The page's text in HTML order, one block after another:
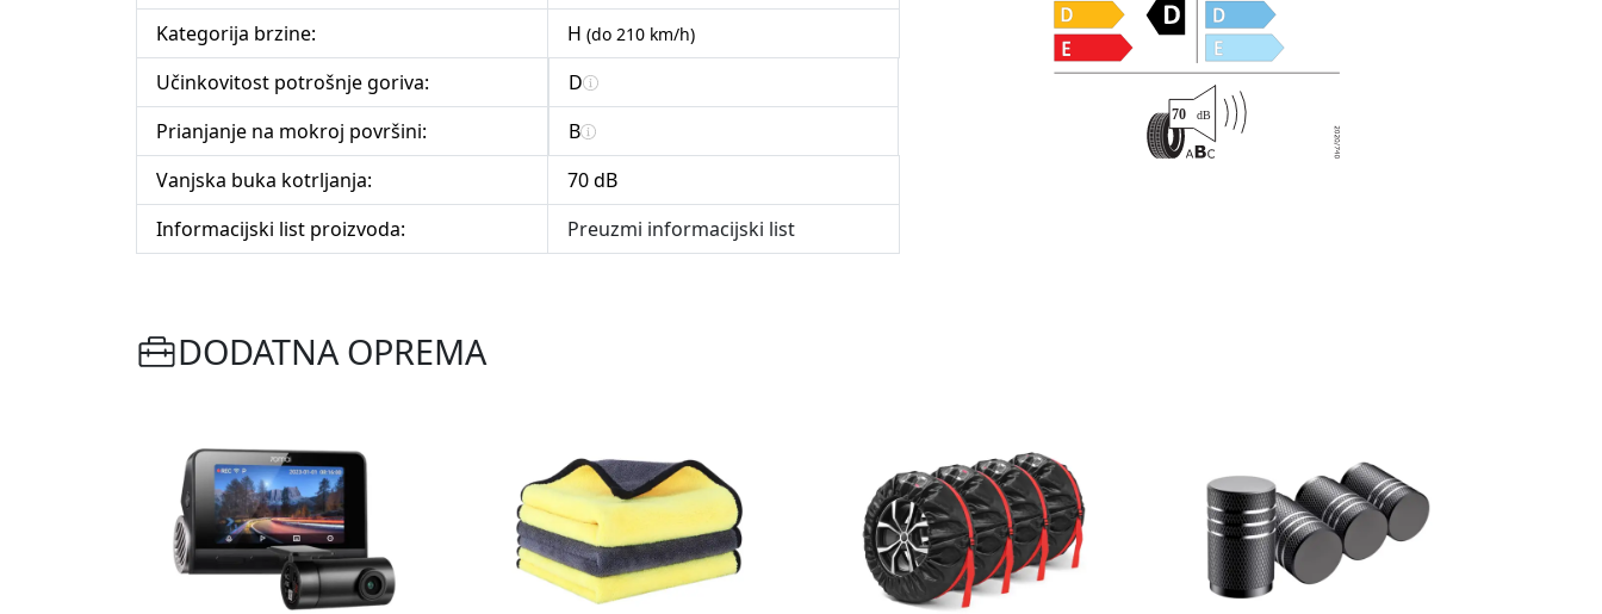
Kategorija brzine: H (do 210 km/h)
Učinkovitost potrošnje goriva:
D
Prianjanje na mokroj površini:
B
Vanjska buka kotrljanja:
70 dB
Informacijski list proizvoda:
Preuzmi informacijski list
DODATNA OPREMA